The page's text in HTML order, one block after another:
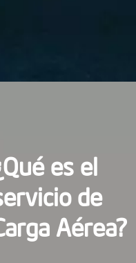
es el
de
Aérea?